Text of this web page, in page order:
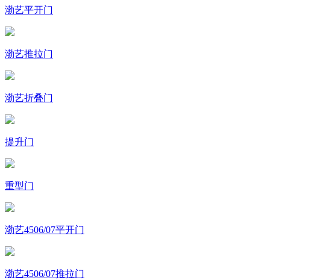
渤艺平开门
渤艺推拉门
渤艺折叠门
提升门
重型门
渤艺4506/07平开门
渤艺4506/07推拉门